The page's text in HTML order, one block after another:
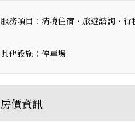
服務項目：清境住宿、旅遊諮詢、行
其他設施：停車場
房價資訊